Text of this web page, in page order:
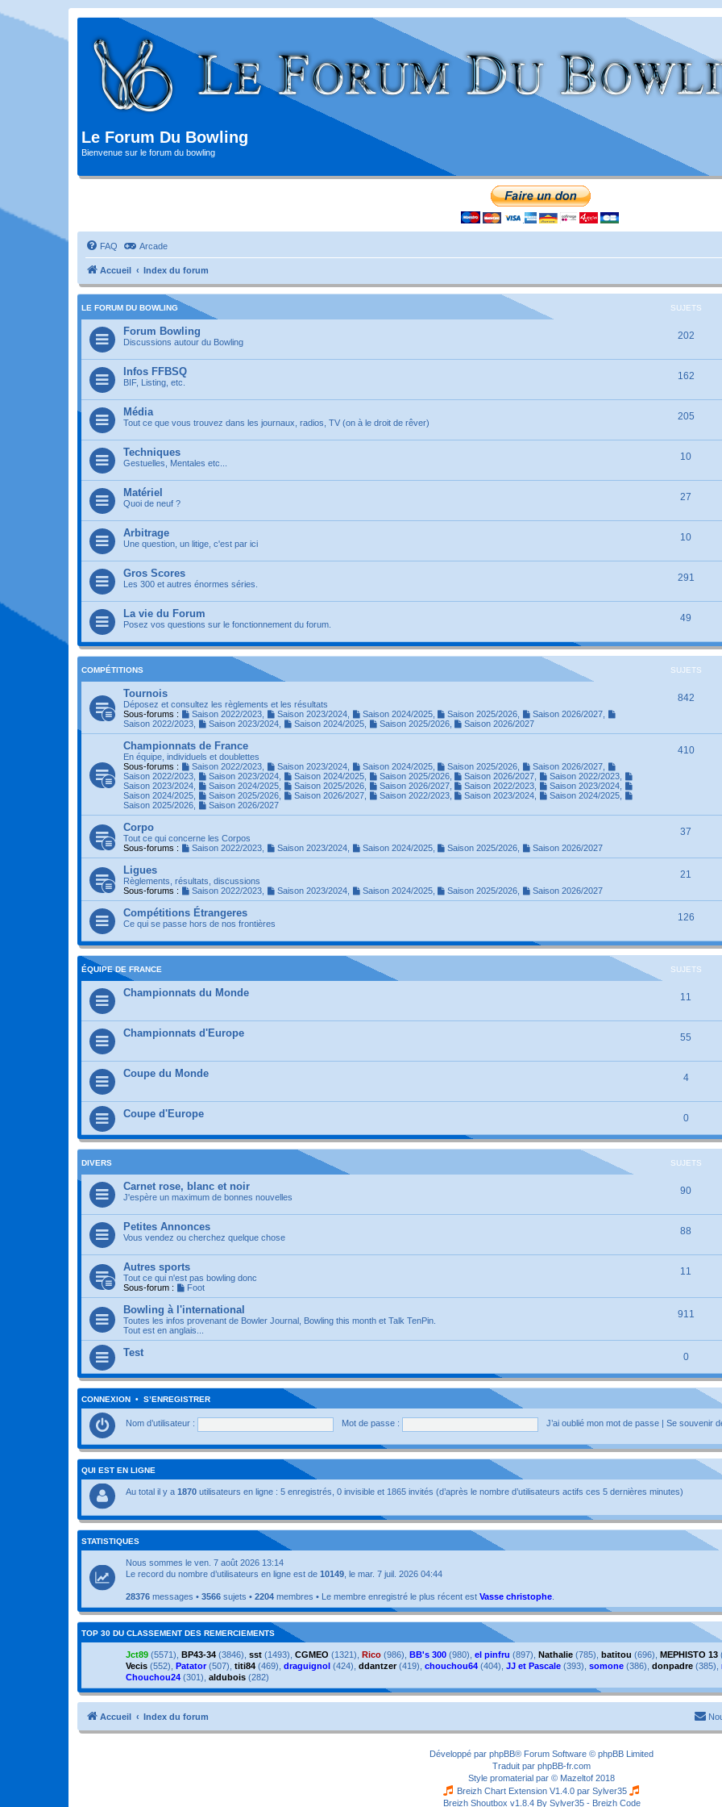
Le Forum Du Bowling
Bienvenue sur le forum du bowling
FAQ Arcade
Accueil Index du forum
LE FORUM DU BOWLING SUJETS
Forum Bowling
Discussions autour du Bowling
202
Infos FFBSQ
BIF, Listing, etc.
162
Média
Tout ce que vous trouvez dans les journaux, radios, TV (on à le droit de rêver)
205
Techniques
Gestuelles, Mentales etc...
10
Matériel
Quoi de neuf ?
27
Arbitrage
Une question, un litige, c'est par ici
10
Gros Scores
Les 300 et autres énormes séries.
291
La vie du Forum
Posez vos questions sur le fonctionnement du forum.
49
COMPÉTITIONS SUJETS
Tournois
Déposez et consultez les règlements et les résultats
Sous-forums :
Saison 2022/2023, Saison 2023/2024, Saison 2024/2025, Saison 2025/2026 Saison 2026/2027
Saison 2022/2023
Saison 2023/2024, Saison 2024/2025, Saison 2025/2026, Saison 2026/2027
842
Championnats de France
En équipe, individuels et doublettes
Sous-forums :
Saison 2022/2023, Saison 2023/2024, Saison 2024/2025, Saison 2025/2026 Saison 2026/2027
Saison 2022/2023
Saison 2023/2024, Saison 2024/2025, Saison 2025/2026, Saison 2026/2027 Saison 2022/2023
Saison 2023/2024
Saison 2024/2025, Saison 2025/2026, Saison 2026/2027, Saison 2022/2023 Saison 2023/2024
Saison 2024/2025
Saison 2025/2026, Saison 2026/2027, Saison 2022/2023, Saison 2023/2024 Saison 2024/2025
Saison 2025/2026
Saison 2026/2027
410
Corpo
Tout ce qui concerne les Corpos
Sous-forums :
Saison 2022/2023, Saison 2023/2024, Saison 2024/2025, Saison 2025/2026 Saison 2026/2027
37
Ligues
Règlements, résultats, discussions
Sous-forums :
Saison 2022/2023, Saison 2023/2024, Saison 2024/2025, Saison 2025/2026 Saison 2026/2027
21
Compétitions Étrangeres
Ce qui se passe hors de nos frontières
126
ÉQUIPE DE FRANCE SUJETS
Championnats du Monde 11
Championnats d'Europe 55
Coupe du Monde 4
Coupe d'Europe 0
DIVERS SUJETS
Carnet rose, blanc et noir
J'espère un maximum de bonnes nouvelles
90
Petites Annonces
Vous vendez ou cherchez quelque chose
88
Autres sports
Tout ce qui n'est pas bowling donc
Sous-forum :
Foot
11
Bowling à l'international
Toutes les infos provenant de Bowler Journal, Bowling this month et Talk TenPin.
Tout est en anglais...
911
Test 0
CONNEXION • S’ENREGISTRER
Nom d’utilisateur : Mot de passe : J’ai oublié mon mot de passe Se souvenir
QUI EST EN LIGNE
Au total il y a 1870 utilisateurs en ligne : 5 enregistrés, 0 invisible et 1865 invités (d’après le nombre d’utilisateurs actifs ces 5 dernières minutes)
STATISTIQUES
Nous sommes le ven. 7 août 2026 13:14
Le record du nombre d’utilisateurs en ligne est de 10149 , le mar. 7 juil. 2026 04:44
28376 messages • 3566 sujets • 2204 membres • Le membre enregistré le plus récent est Vasse christophe
TOP 30 DU CLASSEMENT DES REMERCIEMENTS
Jct89 (5571), BP43-34 (3846), sst (1493), CGMEO (1321), Rico (986), BB's 300 (980), el pinfru (897), Nathalie (785), batitou (696), MEPHISTO 13
Vecis (552), Patator (507), titi84 (469), draguignol (424), ddantzer(419), chouchou64 (404), JJ et Pascale (393), somone (386), donpadre (385),
Chouchou24 (301), aldubois (282)
Accueil Index du forum
Développé par phpBB® Forum Software © phpBB Limited
Traduit par phpBB-fr.com
Style promaterial par © Mazeltof 2018
Breizh Chart Extension V1.4.0 par Sylver35
Breizh Shoutbox v1.8.4 By Sylver35 - Breizh Code